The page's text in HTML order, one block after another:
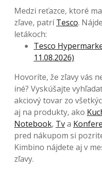
Medzi reťazce, ktoré
zľave, patríTesco.
letákoch:
Tesco
11.08.2026)
Hovoríte, že zľavy vás
iné? Vyskúšajte
akciový tovar zo
aj na produkty, ako
Notebook, Tva
pred nákupom si
Kimbino nájdete aj v
zľavy.